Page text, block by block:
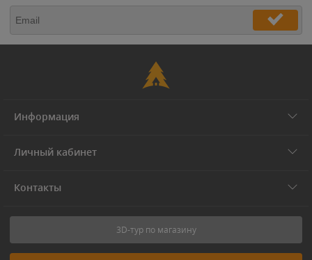
Информация
Личный кабинет
Контакты
3D-тур по магазину